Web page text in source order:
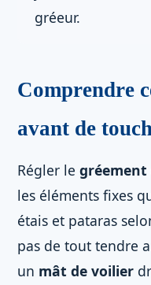
gréeur.
Comprendre
avant de
Régler le
les éléments fixes
étais et pataras
pas de tout tendre
un mât de voilier